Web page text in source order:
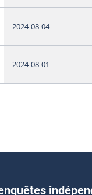
2024-08-04
2024-08-01